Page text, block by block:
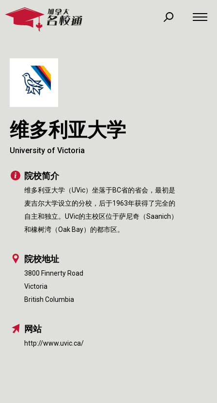
维多利亚大学
University of Victoria
院校简介
维多利亚大学（UVic）坐落于BC省的省会，最初是
麦吉尔大学设立的分校，后于1963年获得了完全的
自主和独立。UVic的主校区位于萨尼奇（Saanich）
和橡树湾（Oak Bay）的都市区。
院校地址
3800 Finnerty Road
Victoria
British Columbia
网站
http://www.uvic.ca/